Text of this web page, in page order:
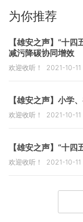
为你推荐
【雄安之声】“十
减污降碳协同增效
欢迎收听！ 2021-10-
【雄安之声】小学
欢迎收听！ 2021-10-
【雄安之声】“十
欢迎收听！ 2021-10-